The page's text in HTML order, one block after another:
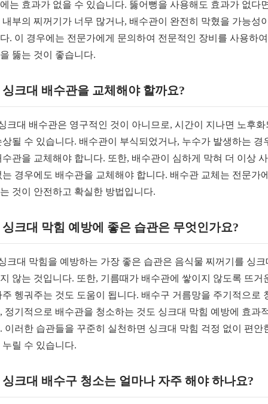
는 효과가 없을 수 있습니다. 뚫어뻥을 사용해도 효과가 없다
내부의 찌꺼기가 너무 많거나, 배수관이 완전히 막혔을 가능성
. 이 경우에는 전문가에게 문의하여 전문적인 장비를 사용하
뚫는 것이 좋습니다.
싱크대 배수관을 교체해야 할까요?
크대 배수관은 영구적인 것이 아니므로, 시간이 지나면 노후화
상될 수 있습니다. 배수관이 부식되었거나, 누수가 발생하는 경
수관을 교체해야 합니다. 또한, 배수관이 심하게 막혀 더 이상
는 경우에도 배수관을 교체해야 합니다. 배수관 교체는 전문가
것이 안전하고 확실한 방법입니다.
싱크대 막힘 예방에 좋은 습관은 무엇인가요?
크대 막힘을 예방하는 가장 좋은 습관은 음식물 찌꺼기를 싱크
않는 것입니다. 또한, 기름때가 배수관에 쌓이지 않도록 뜨거
주 헹궈주는 것도 도움이 됩니다. 배수구 거름망을 주기적으로
정기적으로 배수관을 청소하는 것도 싱크대 막힘 예방에 효과
이러한 습관들을 꾸준히 실천하면 싱크대 막힘 걱정 없이 편안
누릴 수 있습니다.
싱크대 배수구 청소는 얼마나 자주 해야 하나요?